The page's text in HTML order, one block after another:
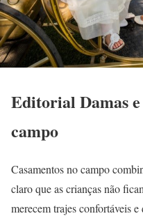
Editorial Damas
campo
Casamentos no campo
claro que as crianças não
merecem trajes confortáveis